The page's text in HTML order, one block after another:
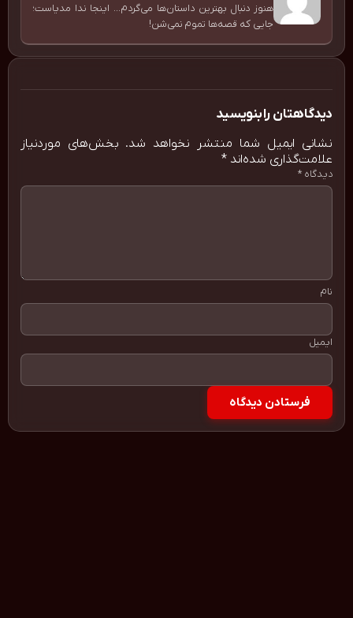
هنوز دنبال بهترین داستان‌ها می‌گردم... اینجا ندا مدیاست؛
جایی که قصه‌ها تموم نمی‌شن!
دیدگاهتان را بنویسید
نشانی ایمیل شما منتشر نخواهد شد. بخش‌های موردنیاز
علامت‌گذاری شده‌اند *
دیدگاه *
نام
ایمیل